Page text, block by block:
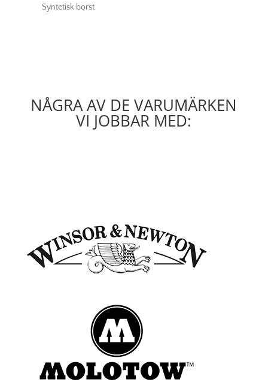
Syntetisk borst
NÅGRA AV DE VARUMÄRKEN
VI JOBBAR MED: